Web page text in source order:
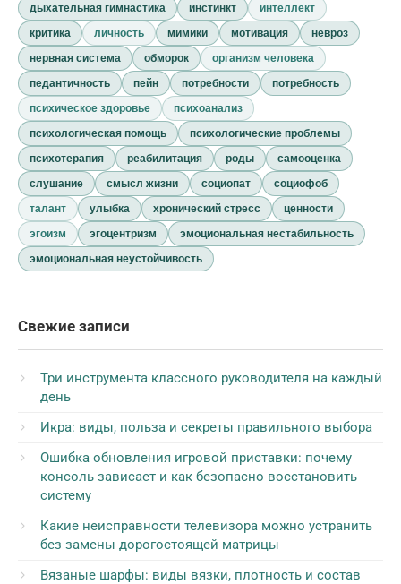
дыхательная гимнастика
инстинкт
интеллект
критика
личность мимики мотивация
невроз
нервная система
обморок
организм человека
педантичность
пейн потребности
потребность
психическое здоровье
психоанализ
психологическая помощь
психологические проблемы
психотерапия
реабилитация роды
самооценка
слушание
смысл жизни социопат
социофоб
талант
улыбка хронический стресс
ценности
эгоизм
эгоцентризм
эмоциональная нестабильность
эмоциональная неустойчивость
Свежие записи
Три инструмента классного руководителя на каждый
день
Икра: виды, польза и секреты правильного выбора
Ошибка обновления игровой приставки: почему
консоль зависает и как безопасно восстановить
систему
Какие неисправности телевизора можно устранить
без замены дорогостоящей матрицы
Вязаные шарфы: виды вязки, плотность и состав